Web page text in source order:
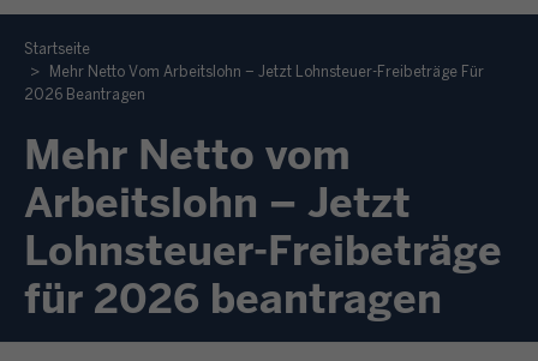
NAVIGATION AKTIVIEREN/DEAKTIVIEREN: HAUPTMENÜ
Startseite
Mehr Netto Vom Arbeitslohn – Jetzt Lohnsteuer-Freibeträge Für
2026 Beantragen
Mehr Netto vom
Arbeitslohn – Jetzt
Lohnsteuer-Freibeträge
für 2026 beantragen